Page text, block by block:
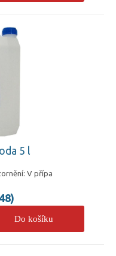
5 l
V přípa
Do košíku